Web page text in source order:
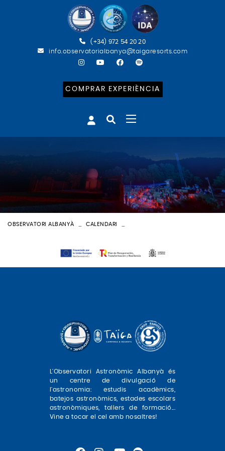
(+34) 972 54 20 20
info.observatorialbanya@taigaresorts.com
COMPRAR EXPERIÈNCIA
OBSERVATORI ALBANYÀ CALENDARI
L'Observatori Astronòmic Albanyà és
un centre de divulgació de
l'astronomia: estudis acadèmics,
batejos astronòmics, estades escolars
astronòmiques, tallers de formació...
Vine a tocar el cel amb nosaltres!